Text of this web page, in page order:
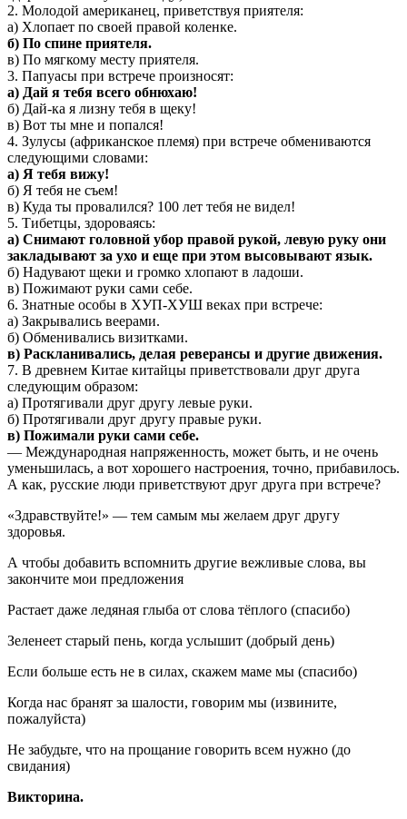
2. Молодой американец, приветствуя приятеля:
а) Хлопает по своей правой коленке.
б) По спине приятеля.
в) По мягкому месту приятеля.
3. Папуасы при встрече произносят:
а) Дай я тебя всего обнюхаю!
б) Дай-ка я лизну тебя в щеку!
в) Вот ты мне и попался!
4. Зулусы (африканское племя) при встрече обмениваются
следующими словами:
а) Я тебя вижу!
б) Я тебя не съем!
в) Куда ты провалился? 100 лет тебя не видел!
5. Тибетцы, здороваясь:
а) Снимают головной убор правой рукой, левую руку они
закладывают за ухо и еще при этом высовывают язык.
б) Надувают щеки и громко хлопают в ладоши.
в) Пожимают руки сами себе.
6. Знатные особы в ХУП-ХУШ веках при встрече:
а) Закрывались веерами.
б) Обменивались визитками.
в) Раскланивались, делая реверансы и другие движения.
7. В древнем Китае китайцы приветствовали друг друга
следующим образом:
а) Протягивали друг другу левые руки.
б) Протягивали друг другу правые руки.
в) Пожимали руки сами себе.
— Международная напряженность, может быть, и не очень
уменьшилась, а вот хорошего настроения, точно, прибавилось.
А как, русские люди приветствуют друг друга при встрече?
«Здравствуйте!» — тем самым мы желаем друг другу
здоровья.
А чтобы добавить вспомнить другие вежливые слова, вы
закончите мои предложения
Растает даже ледяная глыба от слова тёплого (спасибо)
Зеленеет старый пень, когда услышит (добрый день)
Если больше есть не в силах, скажем маме мы (спасибо)
Когда нас бранят за шалости, говорим мы (извините,
пожалуйста)
Не забудьте, что на прощание говорить всем нужно (до
свидания)
Викторина.